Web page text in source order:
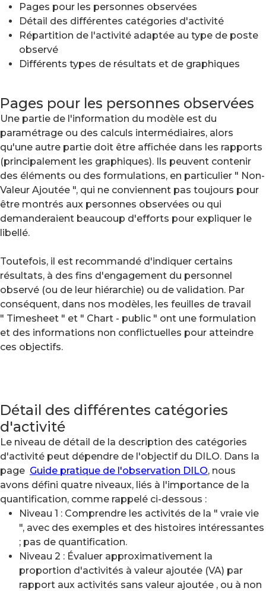
Pages pour les personnes observées
Détail des différentes catégories d'activité
Répartition de l'activité adaptée au type de poste
observé
Différents types de résultats et de graphiques
Pages pour les personnes observées
Une partie de l'information du modèle est du
paramétrage ou des calculs intermédiaires, alors
qu'une autre partie doit être affichée dans les rapports
(principalement les graphiques). Ils peuvent contenir
des éléments ou des formulations, en particulier " Non-
Valeur Ajoutée ", qui ne conviennent pas toujours pour
être montrés aux personnes observées ou qui
demanderaient beaucoup d'efforts pour expliquer le
libellé.
Toutefois, il est recommandé d'indiquer certains
résultats, à des fins d'engagement du personnel
observé (ou de leur hiérarchie) ou de validation. Par
conséquent, dans nos modèles, les feuilles de travail
" Timesheet " et " Chart - public " ont une formulation
et des informations non conflictuelles pour atteindre
ces objectifs.
Détail des différentes catégories
d'activité
Le niveau de détail de la description des catégories
d'activité peut dépendre de l'objectif du DILO. Dans la
page Guide pratique de l'observation DILO, nous
avons défini quatre niveaux, liés à l'importance de la
quantification, comme rappelé ci-dessous :
Niveau 1 : Comprendre les activités de la " vraie vie
", avec des exemples et des histoires intéressantes
; pas de quantification.
Niveau 2 : Évaluer approximativement la
proportion d'activités à valeur ajoutée (VA) par
rapport aux activités sans valeur ajoutée , ou à non